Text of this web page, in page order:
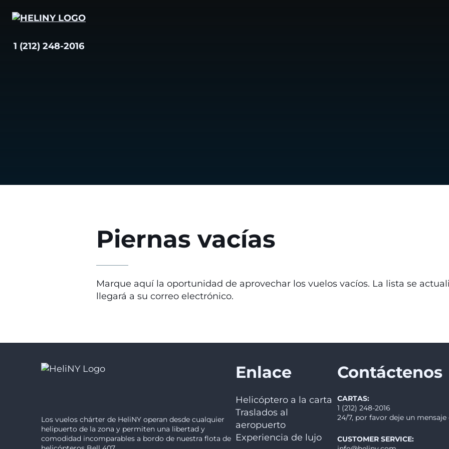
1 (212) 248-2016
Piernas vacías
Marque aquí la oportunidad de aprovechar los vuelos vacíos. La lista se
llegará a su correo electrónico.
Los vuelos chárter de HeliNY operan desde cualquier
helipuerto de la zona y permiten una libertad y
comodidad incomparables a bordo de nuestra flota de
Enlace
Helicóptero a la carta
Traslados al
aeropuerto
Experiencia de lujo
Contáctenos
CARTAS:
1 (212) 248-2016
24/7, por favor deje un mensaje
CUSTOMER SERVICE: